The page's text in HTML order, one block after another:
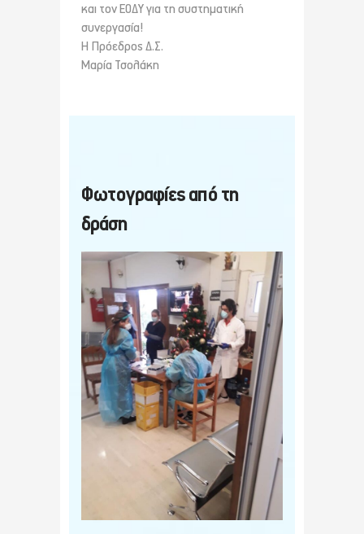
και τον ΕΟΔΥ για τη συστηματική
συνεργασία!
Η Πρόεδρος Δ.Σ.
Μαρία Τσολάκη
Φωτογραφίες από τη
δράση